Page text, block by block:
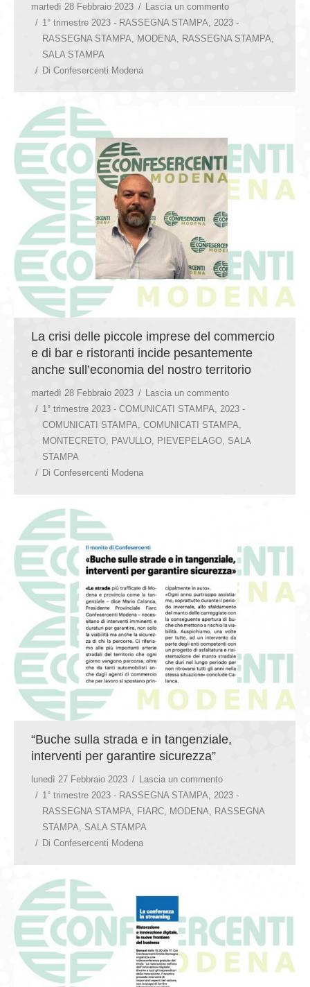
martedì 28 Febbraio 2023
Lascia un commento
1° trimestre 2023 - RASSEGNA STAMPA
2023 -
RASSEGNA STAMPA
MODENA RASSEGNA STAMPA
SALA STAMPA
Di Confesercenti Modena
La crisi delle piccole imprese del commercio
e di bar e ristoranti incide pesantemente
anche sull’economia del nostro territorio
martedì 28 Febbraio 2023
Lascia un commento
1° trimestre 2023 - COMUNICATI STAMPA, 2023 -
COMUNICATI STAMPA, COMUNICATI STAMPA,
MONTECRETO, PAVULLO, PIEVEPELAGO, SALA
STAMPA
Di Confesercenti Modena
“Buche sulla strada e in tangenziale,
interventi per garantire sicurezza”
lunedì 27 Febbraio 2023
Lascia un commento
1° trimestre 2023 - RASSEGNA STAMPA
2023 -
RASSEGNA STAMPA
FIARC MODENA
RASSEGNA
STAMPA
SALA STAMPA
Di Confesercenti Modena